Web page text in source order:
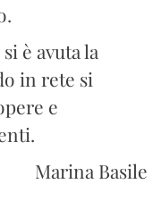
è avuta la
in rete si
e
Marina Basile